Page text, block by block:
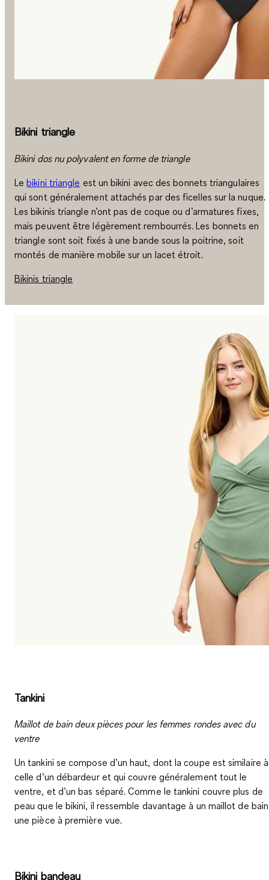
Bikini triangle
Bikini dos nu polyvalent en forme de triangle
Lebikini triangle est unbikini avec des bonnets triangulaires
qui sont généralement attachés par des ficelles sur la nuque.
Les bikinis triangle n’ontpas de coque ou d’armatures fixes,
mais peuvent êtrelégèrement rembourrés. Les bonnets en
triangle sont soit fixés à une bande sous la poitrine, soit
montés de manière mobile sur un lacet étroit.
Bikinis triangle
Tankini
Maillot de bain deux pièces pour les femmes rondes avec du
ventre
Un tankini se compose d’un haut, dont la coupe est similaire à
celle d’un débardeur et qui couvre généralement tout le
ventre, et d’un bas séparé. Comme le tankini couvre plus de
peau que le bikini, il ressemble davantage à un maillot de bain
une pièce à première vue.
Bikini bandeau